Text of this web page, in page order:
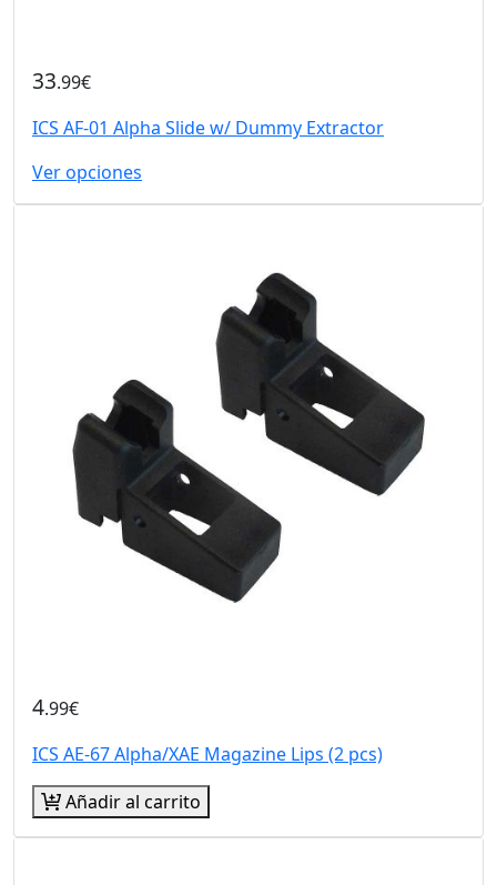
33.99€
ICS AF-01 Alpha Slide w/ Dummy Extractor
Ver opciones
4.99€
ICS AE-67 Alpha/XAE Magazine Lips (2 pcs)
Añadir al carrito